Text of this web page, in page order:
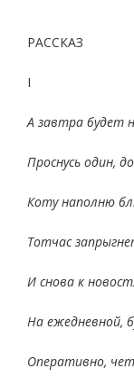
РАССКАЗ
I
А завтра будет
Проснусь один,
Коту наполню
Тотчас
И снова к
На ежедневной,
Оперативно,